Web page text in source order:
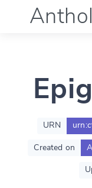
Language (en)
URN
Created on